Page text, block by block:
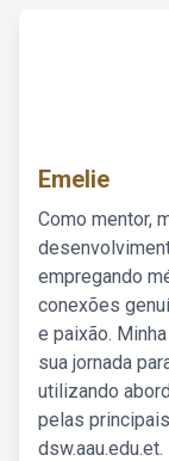
Emelie
Como mentor,
empregando
conexões
e paixão.
sua jornada
utilizando
pelas
dsw.aau.edu.et.